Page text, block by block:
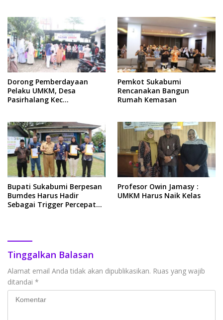
Dorong Pemberdayaan
Pelaku UMKM, Desa
Pasirhalang Kec
Pemkot Sukabumi
Rencanakan Bangun
Rumah Kemasan
Bupati Sukabumi Berpesan
Bumdes Harus Hadir
Sebagai Trigger Percepatan
Profesor Owin Jamasy :
UMKM Harus Naik Kelas
Tinggalkan Balasan
Alamat email Anda tidak akan dipublikasikan. Ruas yang wajib
ditandai *